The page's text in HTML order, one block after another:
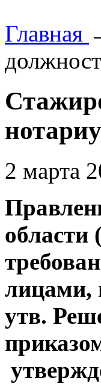
Главная
2 марта
области
лицами,
утв.